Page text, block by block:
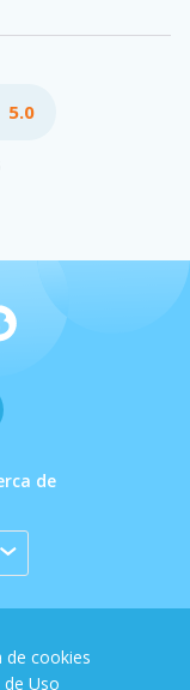
5.0
de
de cookies
Uso